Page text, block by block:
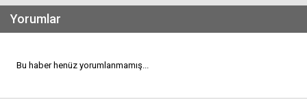
Yorumlar
Bu haber henüz yorumlanmamış...